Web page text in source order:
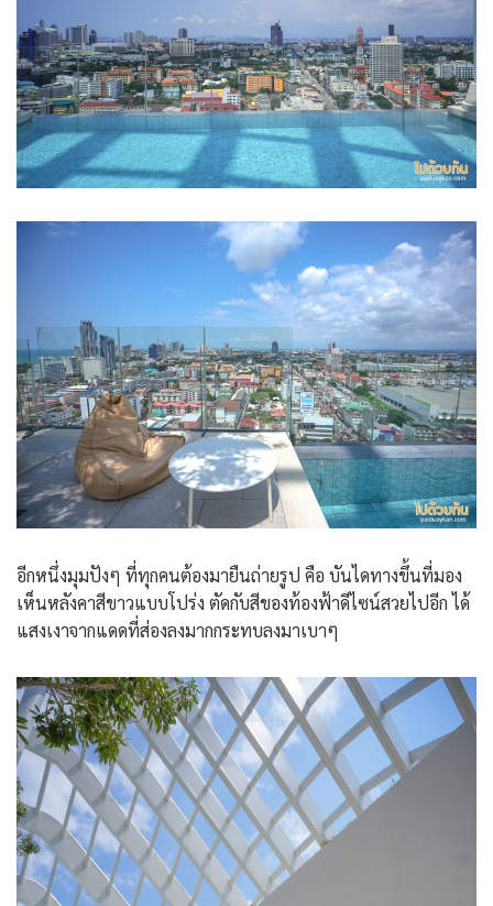
อีกหนึ่งมุมปังๆ ที่ทุกคนต้องมายืนถ่ายรูป คือ บันไดทางขึ้นที่มอง
เห็นหลังคาสีขาวแบบโปร่ง ตัดกับสีของท้องฟ้าดีไซน์สวยไปอีก ได้
แสงเงาจากแดดที่ส่องลงมากกระทบลงมาเบาๆ